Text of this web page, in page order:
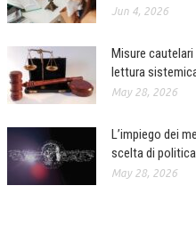
DIRITTO PENALE D’IMPRESA
DIRITTO DEL WEB
DIRITTO DELLE IMPRESE IN
CRIMINOLOGIA E
SICUREZZA SUL LAVORO
Jun 4, 2026
Misure cautelari
lettura
May 28, 2026
L’impiego dei
scelta di
May 28, 2026